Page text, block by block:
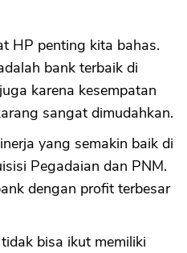
HP penting kita bahas.
bank terbaik di
karena kesempatan
sangat dimudahkan.
yang semakin baik di
Pegadaian dan PNM.
dengan profit terbesar
bisa ikut memiliki